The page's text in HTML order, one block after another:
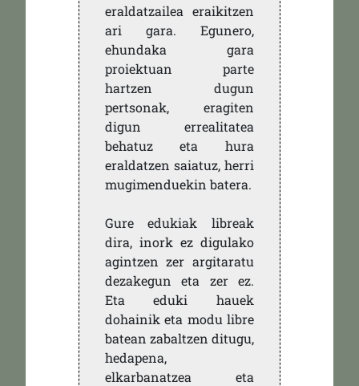
eraldatzailea eraikitzen
ari gara. Egunero,
ehundaka gara
proiektuan parte
hartzen dugun
pertsonak, eragiten
digun errealitatea
behatuz eta hura
eraldatzen saiatuz, herri
mugimenduekin batera.
Gure edukiak libreak
dira, inork ez digulako
agintzen zer argitaratu
dezakegun eta zer ez.
Eta eduki hauek
dohainik eta modu libre
batean zabaltzen ditugu,
hedapena,
elkarbanatzea eta